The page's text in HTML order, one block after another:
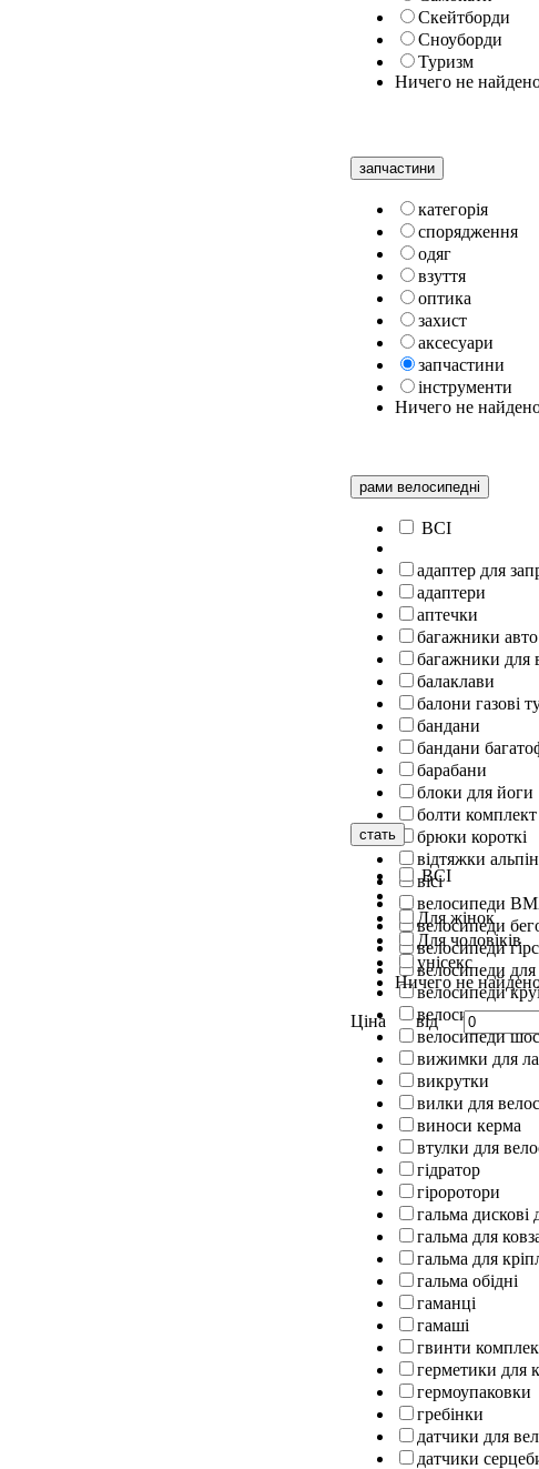
Скейтборди
Сноуборди
Туризм
Ничего не
запчастини
категорiя
спорядження
одяг
взуття
оптика
захист
аксесуари
запчастини
інструменти
Ничего не
рами велосипедні
ВСІ
адаптер для
адаптери
аптечки
багажники авто
багажники для
балаклави
балони газові
бандани
бандани
барабани
блоки для йоги
болти комплект
брюки короткі
відтяжки
вісі
велосипеди
велосипеди
велосипеди
велосипеди
велосипеди
велосипеди
велосипеди
вижимки для
викрутки
вилки для
виноси керма
втулки для
гідратор
гіроротори
гальма дискові
гальма для
гальма для
гальма обідні
гаманці
гамаші
гвинти
герметики для
гермоупаковки
гребінки
датчики для
датчики
стать
ВСІ
Для жінок
Для чоловіків
унісекс
Ничего не
Ціна від